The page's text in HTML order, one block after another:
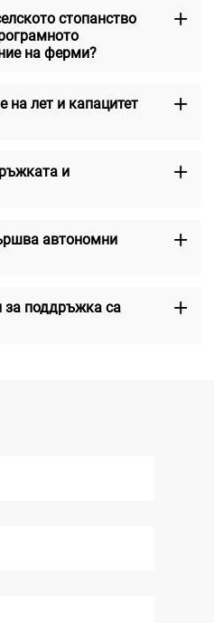
стопанство
на ферми?
на лет и капацитет
и
автономни
за поддръжка са